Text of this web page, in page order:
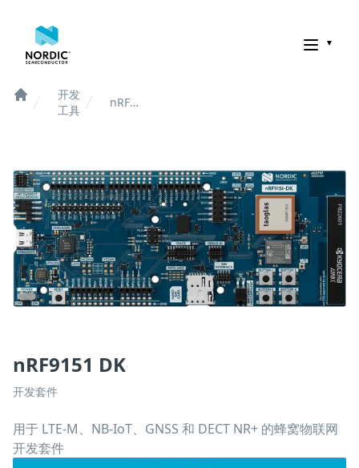
诺迪克半导体
Home
开发
工具
nRF9151
nRF9151 DK
开发套件
用于 LTE-M、NB-IoT、GNSS 和 DECT NR+ 的蜂窝物联网
开发套件